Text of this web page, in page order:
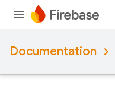
Documentation